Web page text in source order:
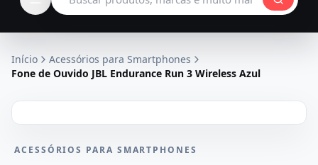
Início
Acessórios para Smartphones
Fone de Ouvido JBL Endurance Run 3 Wireless Azul
ACESSÓRIOS PARA SMARTPHONES